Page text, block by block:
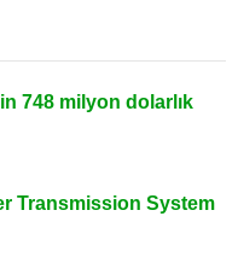
748 milyon dolarlık
Transmission System